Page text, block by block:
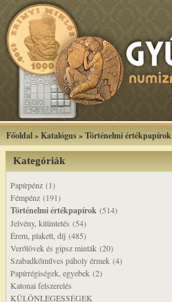
Főoldal»Katalógus»Történelmi értékpapírok
Kategóriák
Papírpénz (1)
Fémpénz (191)
Történelmi értékpapírok (514)
Jelvény, kitüntetés (54)
Érem, plakett, díj (485)
Verőtövek és gipsz minták (20)
Szabadkőműves páholy érmek (4)
Papírrégiségek, egyebek (2)
Katonai felszerelés
KÜLÖNLEGESSÉGEK